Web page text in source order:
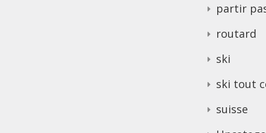
partir
routard
ski
ski tout
suisse